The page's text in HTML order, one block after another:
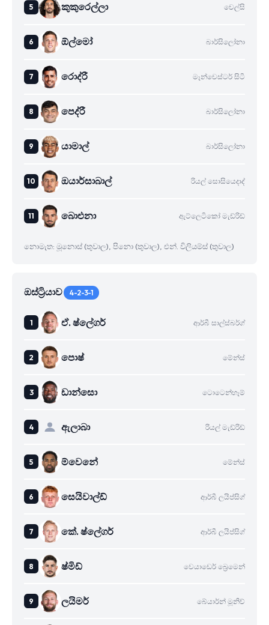
කුකුරෙල්ලා චෙල්සි
ඕල්මෝ බාර්සිලෝනා
රොද්රී මෑන්චෙස්ටර් සිටි
පෙද්රී බාර්සිලෝනා
යාමාල් බාර්සිලෝනා
ඔයාර්සාබාල් රියල් සොසියෙදාද්
බාෙඑනා ඇට්ලෙටිකෝ මැඩ්රිඩ්
නොමැත: මූනොස් (තුවාල), පිනො (තුවාල), එන්. විලියම්ස් (තුවාල)
ඔස්ට්‍රියාව 4-2-3-1
ඒ. ෂ්ලේගර් ආර්බී සාල්ස්බර්ග්
පොෂ් මේන්ස්
ඩාන්සො ටොටෙන්හෑම්
ඇලාබා රියල් මැඩ්රිඩ්
ම්වෙනේ මේන්ස්
සෙයිවාල්ඩ් ආර්බී ලයිප්සිග්
කේ. ෂ්ලේගර් ආර්බී ලයිප්සිග්
ෂ්මිඩ් වෙයාඩෙර් බ්‍රෙමෙන්
ලයිමර් බේයාර්න් මූනිච්